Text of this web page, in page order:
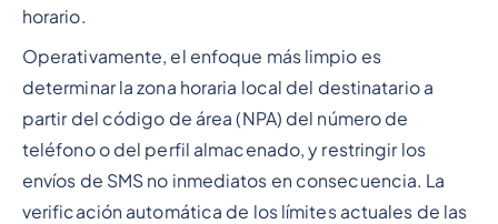
horario.
Operativamente, el enfoque más limpio es
determinar la zona horaria local del destinatario a
partir del código de área (NPA) del número de
teléfono o del perfil almacenado, y restringir los
envíos de SMS no inmediatos en consecuencia. La
verificación automática de los límites actuales de las